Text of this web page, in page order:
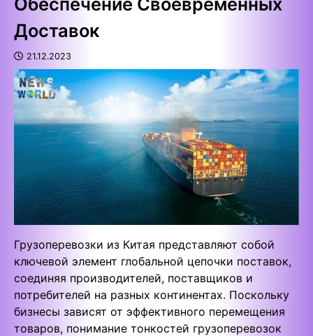
Доставок
21.12.2023
Грузоперевозки из Китая представляют собой
ключевой элемент глобальной цепочки поставок,
соединяя производителей, поставщиков и
потребителей на разных континентах. Поскольку
бизнесы зависят от эффективного перемещения
товаров, понимание тонкостей грузоперевозок